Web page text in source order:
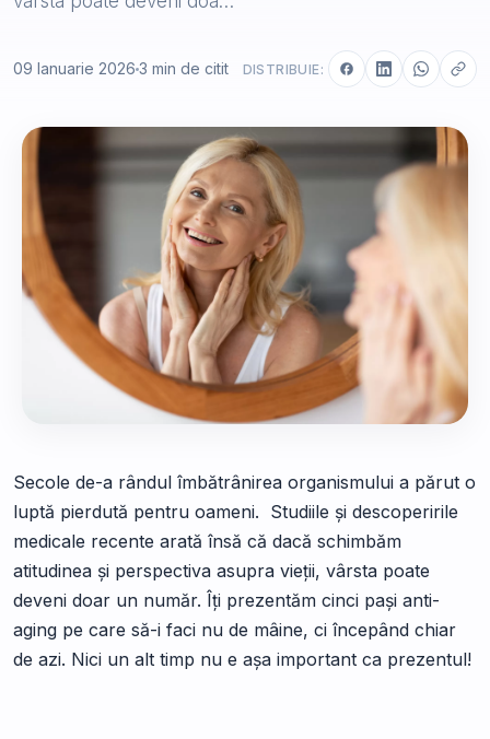
09 Ianuarie 2026 3 min de citit DISTRIBUIE:
Secole de-a rândul îmbătrânirea organismului a părut o
luptă pierdută pentru oameni. Studiile și descoperirile
medicale recente arată însă că dacă schimbăm
atitudinea și perspectiva asupra vieții, vârsta poate
deveni doar un număr. Îți prezentăm cinci pași anti-
aging pe care să-i faci nu de mâine, ci începând chiar
de azi. Nici un alt timp nu e așa important ca prezentul!